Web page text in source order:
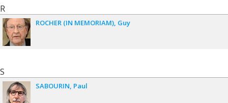
R
ROCHER (IN MEMORIAM) Guy
S
SABOURIN Paul